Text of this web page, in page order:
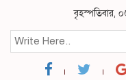
বৃহস্পতিবার,